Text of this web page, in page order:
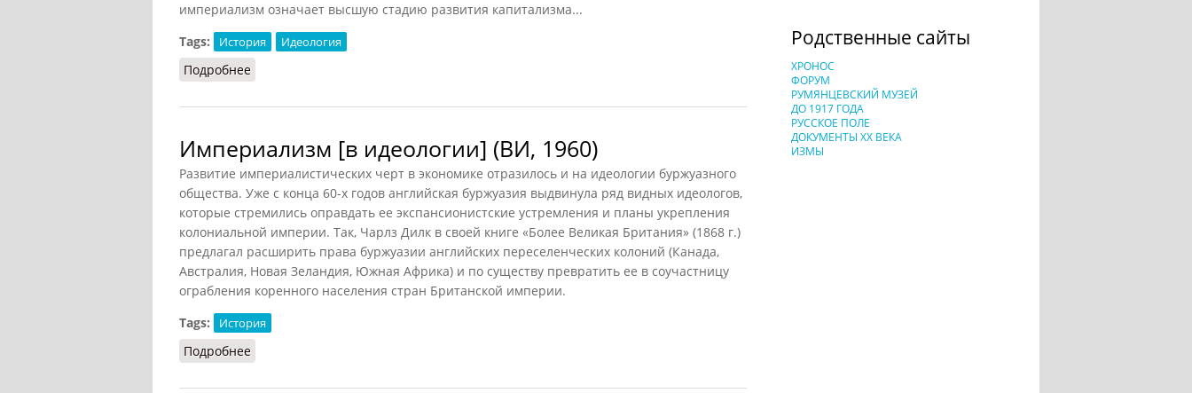
империализм означает высшую стадию развития капитализма...
Tags:
История Идеология
Подробнее
Империализм [в идеологии] (ВИ, 1960)
Развитие империалистических черт в экономике отразилось и на идеологии буржуазного
общества. Уже с конца 60-х годов английская буржуазия выдвинула ряд видных идеологов,
которые стремились оправдать ее экспансионистские устремления и планы укрепления
колониальной империи. Так, Чарлз Дилк в своей книге «Более Великая Британия» (1868 г.)
предлагал расширить права буржуазии английских переселенческих колоний (Канада,
Австралия, Новая Зеландия, Южная Африка) и по существу превратить ее в соучастницу
ограбления коренного населения стран Британской империи.
Tags:
История
Подробнее
Родственные сайты
ХРОНОС
ФОРУМ
РУМЯНЦЕВСКИЙ МУЗЕЙ
ДО 1917 ГОДА
РУССКОЕ ПОЛЕ
ДОКУМЕНТЫ XX ВЕКА
ИЗМЫ